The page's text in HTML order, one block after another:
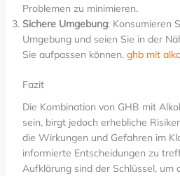
Problemen zu minimieren.
Sichere Umgebung: Konsumieren
Umgebung und seien Sie in der
Sie aufpassen können. ghb mit
Fazit
Die Kombination von GHB mit
sein, birgt jedoch erhebliche
die Wirkungen und Gefahren im
informierte Entscheidungen zu
Aufklärung sind der Schlüssel, um